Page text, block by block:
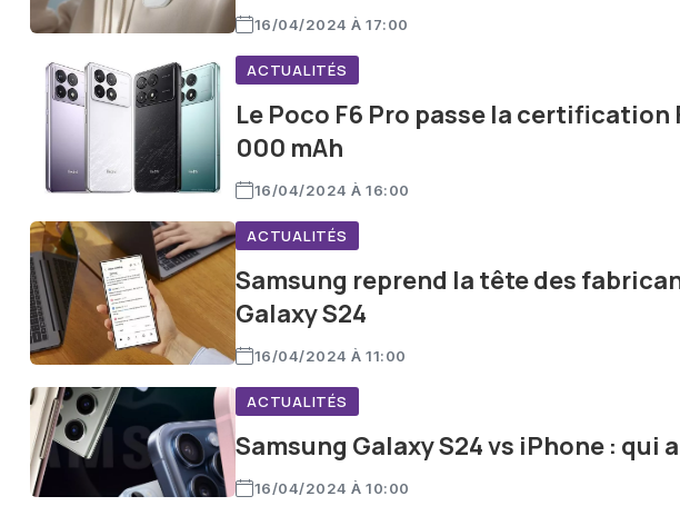
16/04/2024 À 17:00
ACTUALITÉS
Le Poco F6 Pro passe la certification
000 mAh
16/04/2024 À 16:00
ACTUALITÉS
Samsung reprend la tête des
Galaxy S24
16/04/2024 À 11:00
ACTUALITÉS
Samsung Galaxy S24 vs iPhone : qui
16/04/2024 À 10:00